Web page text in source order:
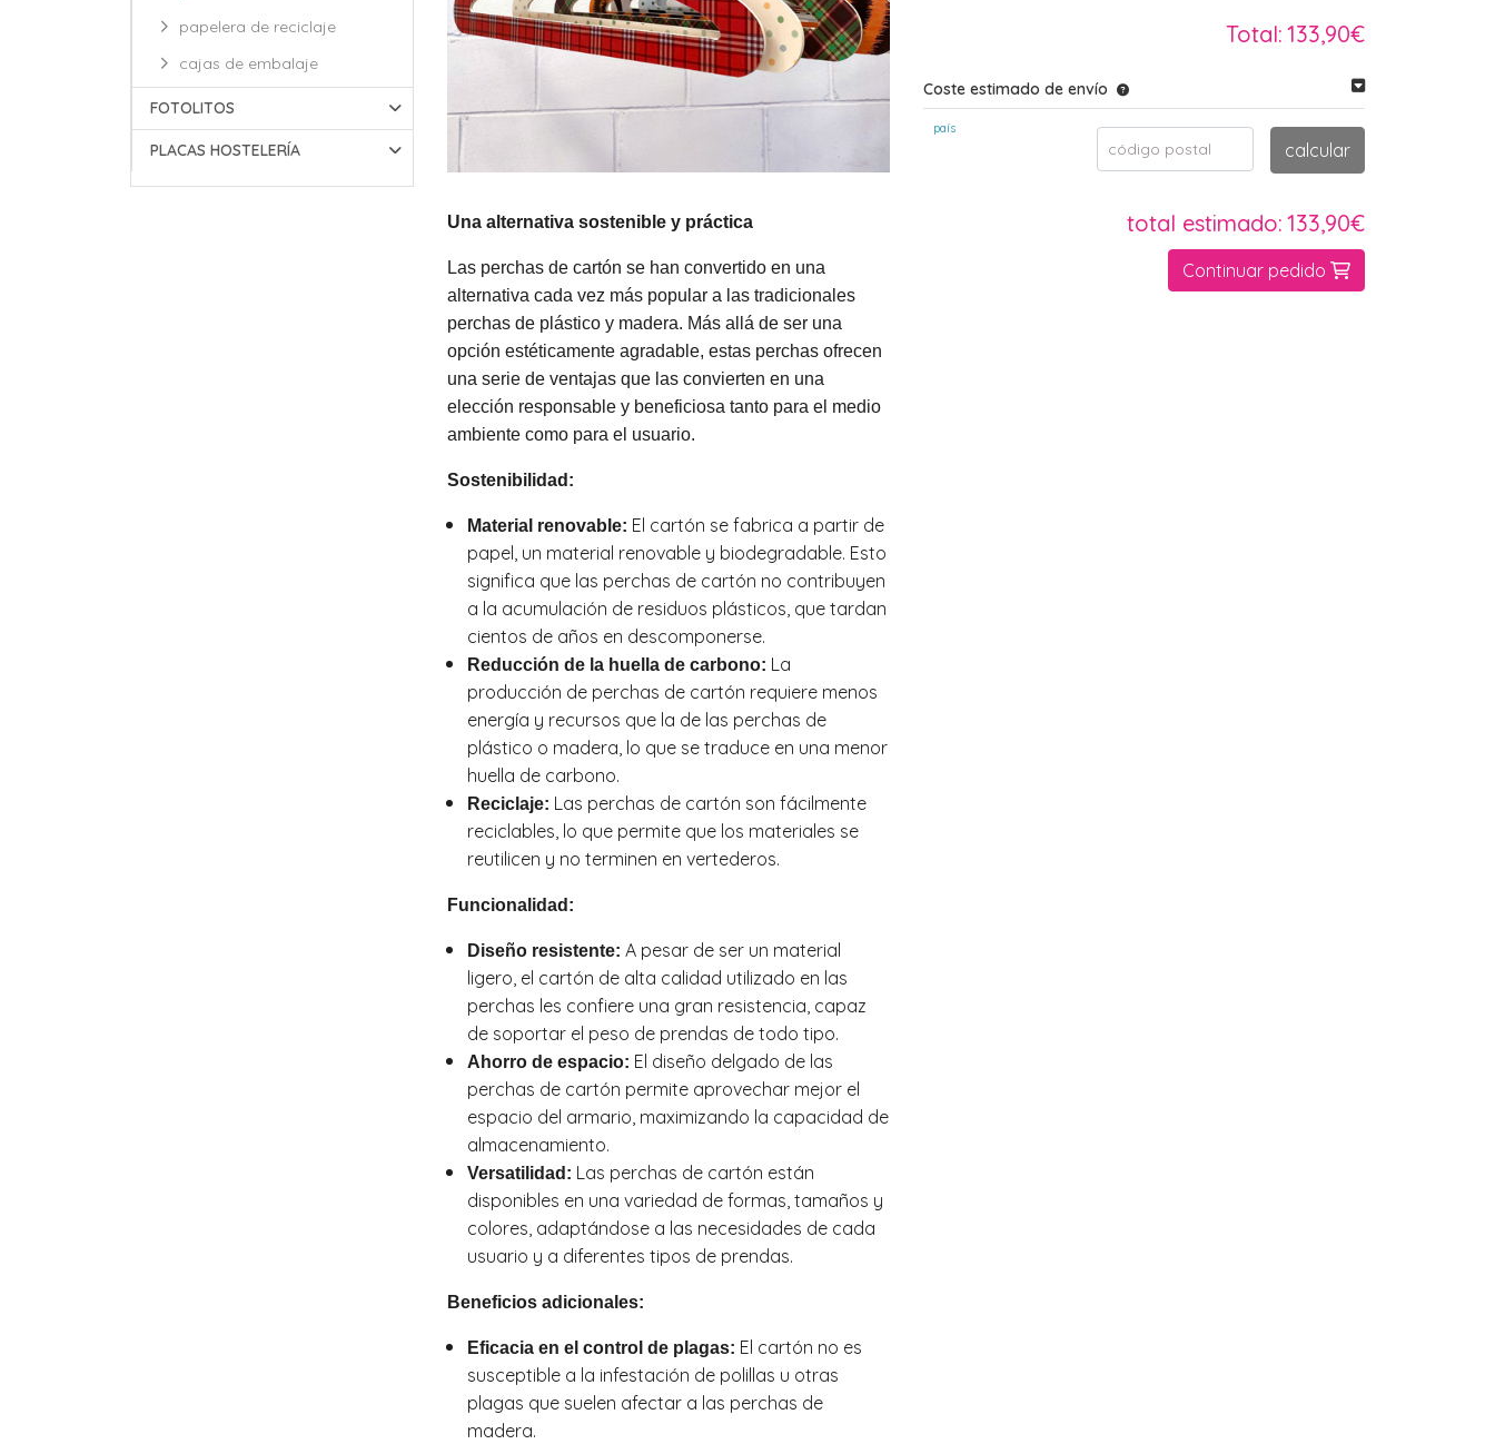
papelera de reciclaje
cajas de embalaje
FOTOLITOS
PLACAS HOSTELERÍA
Una alternativa sostenible y práctica
Las perchas de cartón se han convertido en una
alternativa cada vez más popular a las tradicionales
perchas de plástico y madera. Más allá de ser una
opción estéticamente agradable, estas perchas ofrecen
una serie de ventajas que las convierten en una
elección responsable y beneficiosa tanto para el medio
ambiente como para el usuario.
Sostenibilidad:
Material renovable: El cartón se fabrica a partir de
papel, un material renovable y biodegradable. Esto
significa que las perchas de cartón no contribuyen
a la acumulación de residuos plásticos, que tardan
cientos de años en descomponerse.
Reducción de la huella de carbono: La
producción de perchas de cartón requiere menos
energía y recursos que la de las perchas de
plástico o madera, lo que se traduce en una menor
huella de carbono.
Reciclaje: Las perchas de cartón son fácilmente
reciclables, lo que permite que los materiales se
reutilicen y no terminen en vertederos.
Funcionalidad:
Diseño resistente: A pesar de ser un material
ligero, el cartón de alta calidad utilizado en las
perchas les confiere una gran resistencia, capaz
de soportar el peso de prendas de todo tipo.
Ahorro de espacio: El diseño delgado de las
perchas de cartón permite aprovechar mejor el
espacio del armario, maximizando la capacidad de
almacenamiento.
Versatilidad: Las perchas de cartón están
disponibles en una variedad de formas, tamaños y
colores, adaptándose a las necesidades de cada
usuario y a diferentes tipos de prendas.
Beneficios adicionales:
Eficacia en el control de plagas: El cartón no es
susceptible a la infestación de polillas u otras
plagas que suelen afectar a las perchas de
madera.
Total: 133,90€
Coste estimado de envío
país
código postal calcular
total estimado: 133,90€
Continuar pedido